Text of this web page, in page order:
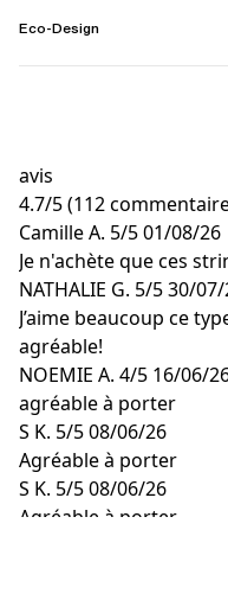
Eco-Design
avis
4.7/5(112
Camille A. 5/501/08/26
Je n'achète que ces
NATHALIE G. 5/530/
J’aime beaucoup ce
agréable!
NOEMIE A. 4/5 16/06/
agréable à porter
S K. 5/508/06/26
Agréable à porter
S K. 5/508/06/26
Agréable à porter